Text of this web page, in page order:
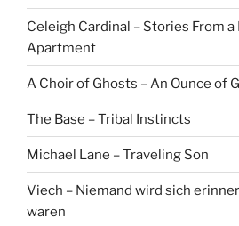
Celeigh Cardinal – Stories From
Apartment
A Choir of Ghosts – An Ounce of
The Base – Tribal Instincts
Michael Lane – Traveling Son
Viech – Niemand wird sich
waren